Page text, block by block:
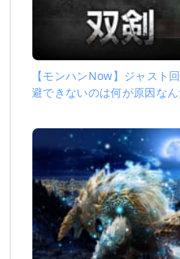
【モンハンNow】ジャスト
避できないのは何が原因な